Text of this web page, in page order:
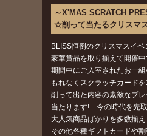
～X'MAS SCRATCH
☆削って当たるクリスマ
BLISS恒例のクリスマスイベ
豪華賞品を取り揃えて開催
期間中にご入室されたお一組
もれなくスクラッチカードを
削って出た内容の素敵なプ
当たります! 今の時代を先
大人気商品ばかりを多数揃え
その他各種ギフトカードや